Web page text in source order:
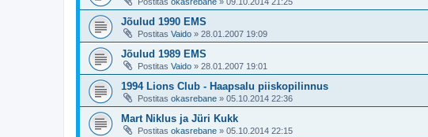
Jõulud 1990 EMS
Postitas Vaido » 28.01.2007 19:09
Jõulud 1989 EMS
Postitas Vaido » 28.01.2007 19:01
1994 Lions Club - Haapsalu piiskopilinnus
Postitas okasrebane » 05.10.2014 22:36
Mart Niklus ja Jüri Kukk
Postitas okasrebane » 05.10.2014 22:15